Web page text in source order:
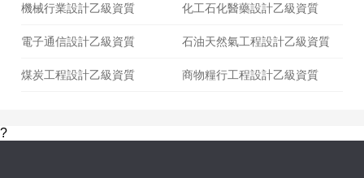
機械行業設計乙級資質 化工石化醫藥設計乙級資質
電子通信設計乙級資質 石油天然氣工程設計乙級資質
煤炭工程設計乙級資質 商物糧行工程設計乙級資質
?